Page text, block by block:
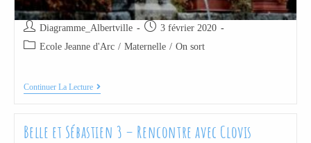
Diagramme_Albertville
3 février 2020
Ecole Jeanne d'Arc / Maternelle / On sort
Continuer La Lecture
Belle et Sébastien 3 – Rencontre avec Clovis